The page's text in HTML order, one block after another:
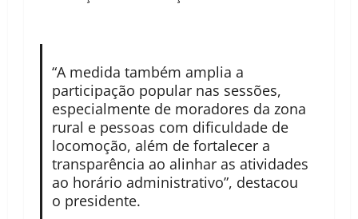
“A medida também amplia a
participação popular nas sessões,
especialmente de moradores da zona
rural e pessoas com dificuldade de
locomoção, além de fortalecer a
transparência ao alinhar as atividades
ao horário administrativo”, destacou
o presidente.